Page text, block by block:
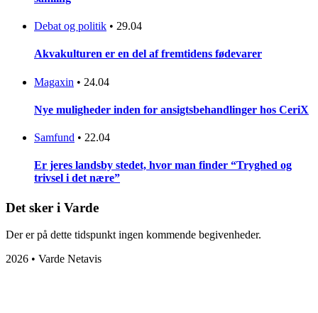
Debat og politik • 29.04
Akvakulturen er en del af fremtidens fødevarer
Magaxin • 24.04
Nye muligheder inden for ansigtsbehandlinger hos CeriX
Samfund • 22.04
Er jeres landsby stedet, hvor man finder “Tryghed og
trivsel i det nære”
Det sker i Varde
Der er på dette tidspunkt ingen kommende begivenheder.
2026 • Varde Netavis